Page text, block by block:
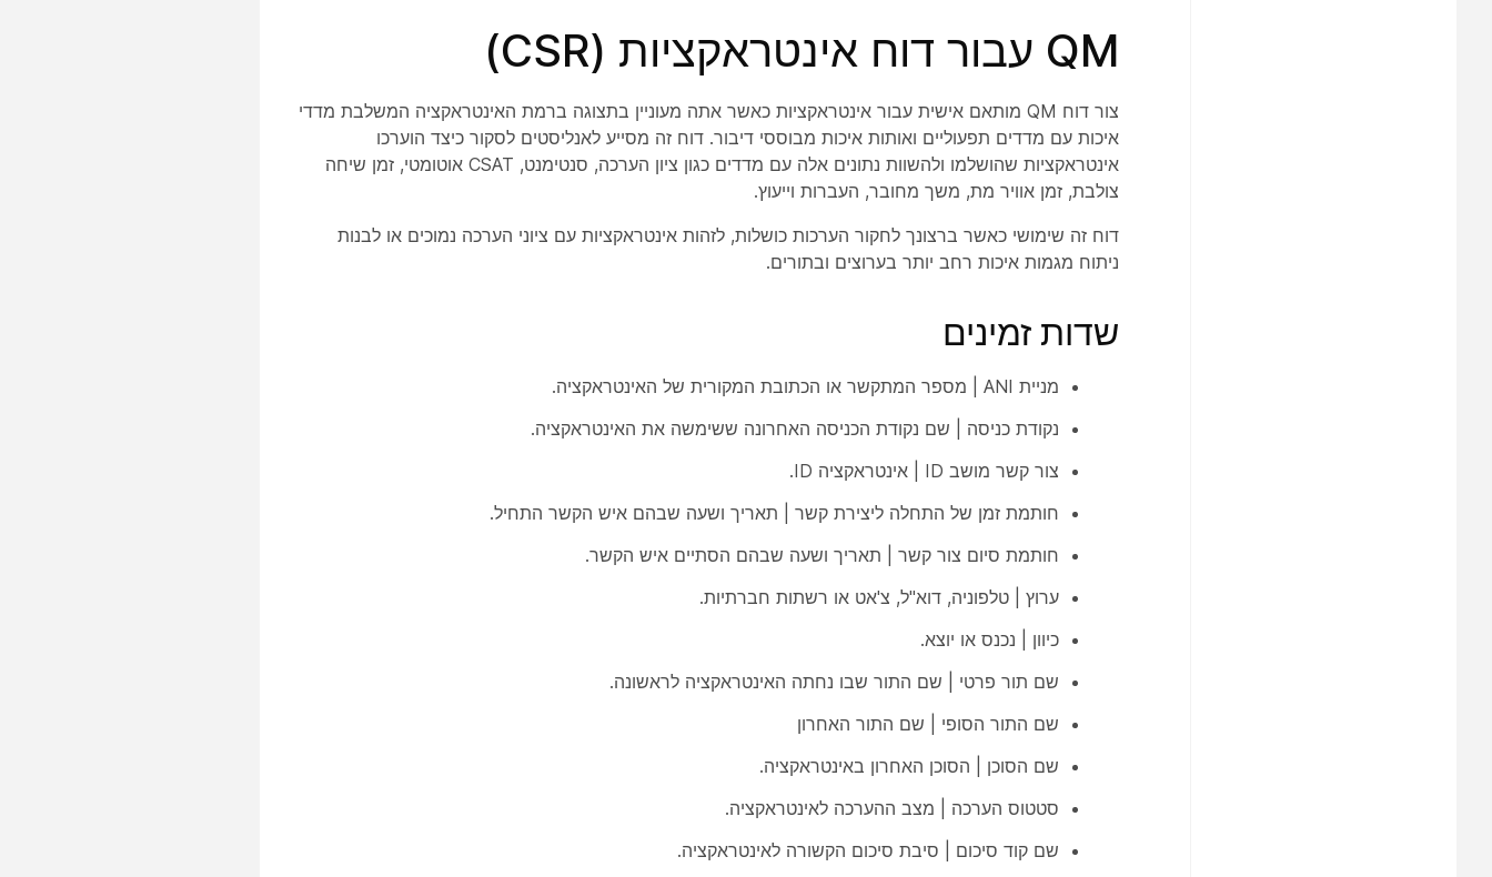
QM עבור דוח אינטראקציות (CSR)
צור דוח QM מותאם אישית עבור אינטראקציות כאשר אתה מעוניין בתצוגה ברמת האינטראקציה המשלבת מדדי
איכות עם מדדים תפעוליים ואותות איכות מבוססי דיבור. דוח זה מסייע לאנליסטים לסקור כיצד הוערכו
אינטראקציות שהושלמו ולהשוות נתונים אלה עם מדדים כגון ציון הערכה, סנטימנט, CSAT אוטומטי, זמן שיחה
צולבת, זמן אוויר מת, משך מחובר, העברות וייעוץ.
דוח זה שימושי כאשר ברצונך לחקור הערכות כושלות, לזהות אינטראקציות עם ציוני הערכה נמוכים או לבנות
ניתוח מגמות איכות רחב יותר בערוצים ובתורים.
שדות זמינים
מניית ANI | מספר המתקשר או הכתובת המקורית של האינטראקציה.
נקודת כניסה | שם נקודת הכניסה האחרונה ששימשה את האינטראקציה.
צור קשר מושב ID | אינטראקציה ID.
חותמת זמן של התחלה ליצירת קשר | תאריך ושעה שבהם איש הקשר התחיל.
חותמת סיום צור קשר | תאריך ושעה שבהם הסתיים איש הקשר.
ערוץ | טלפוניה, דוא"ל, צ'אט או רשתות חברתיות.
כיוון | נכנס או יוצא.
שם תור פרטי | שם התור שבו נחתה האינטראקציה לראשונה.
שם התור הסופי | שם התור האחרון
שם הסוכן | הסוכן האחרון באינטראקציה.
סטטוס הערכה | מצב ההערכה לאינטראקציה.
שם קוד סיכום | סיבת סיכום הקשורה לאינטראקציה.